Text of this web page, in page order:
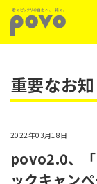
重要なお
2022年03月18日
povo2.0、
ックキャン